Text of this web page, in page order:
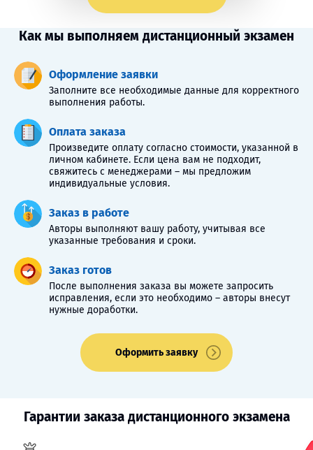
Как мы выполняем дистанционный экзамен
Оформление заявки
Заполните все необходимые данные для корректного
выполнения работы.
Оплата заказа
Произведите оплату согласно стоимости, указанной в
личном кабинете. Если цена вам не подходит,
свяжитесь с менеджерами – мы предложим
индивидуальные условия.
Заказ в работе
Авторы выполняют вашу работу, учитывая все
указанные требования и сроки.
Заказ готов
После выполнения заказа вы можете запросить
исправления, если это необходимо – авторы внесут
нужные доработки.
Оформить заявку
Гарантии заказа дистанционного экзамена